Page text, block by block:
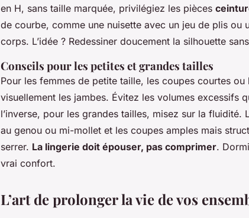
en H, sans taille marquée, privilégiez les pièces
de courbe, comme une nuisette avec un jeu de plis ou
corps. L’idée ? Redessiner doucement la silhouette
Conseils pour les petites et grandes tailles
Pour les femmes de petite taille, les coupes courtes
visuellement les jambes. Évitez les volumes excessifs
l’inverse, pour les grandes tailles, misez sur la fluidité.
au genou ou mi-mollet et les coupes amples mais
serrer. La lingerie doit épouser, pas comprimer.
vrai confort.
L’art de prolonger la vie de vos